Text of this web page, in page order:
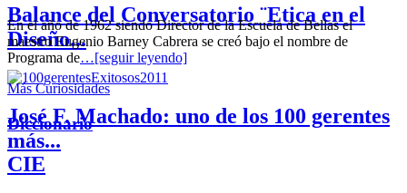
Balance del Conversatorio ¨Etica en el
Diseño...
José F. Machado: uno de los 100 gerentes
más...
En el año de 1962 siendo Director de la Escuela de Bellas el
maestro Eugenio Barney Cabrera se creó bajo el nombre de
Programa de…[seguir leyendo]
Más Curiosidades
Diccionario
CIE